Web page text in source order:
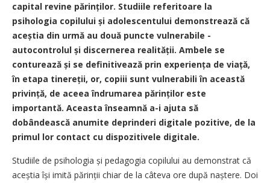
capital revine părinților. Studiile referitoare la
psihologia copilului și adolescentului demonstrează că
aceștia din urmă au două puncte vulnerabile -
autocontrolul și discernerea realității. Ambele se
conturează și se definitivează prin experiența de viață,
în etapa tinereții, or, copiii sunt vulnerabili în această
privință, de aceea îndrumarea părinților este
importantă. Aceasta înseamnă a-i ajuta să
dobândească anumite deprinderi digitale pozitive, de la
primul lor contact cu dispozitivele digitale.
Studiile de psihologia și pedagogia copilului au demonstrat că
aceștia își imită pă­rin­ții chiar de la câteva ore după naștere. Doi